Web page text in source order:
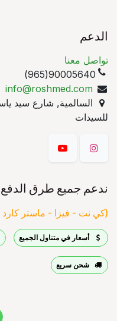
الدعم
تواصل معنا
90005640(965)
info@roshmed.com
السالمية, شارع سيد
للسيدات
ندعم جميع طرق الدفع
(كي نت - فيزا - ماستر كارد
أسعار في متناول الجميع
شحن سريع